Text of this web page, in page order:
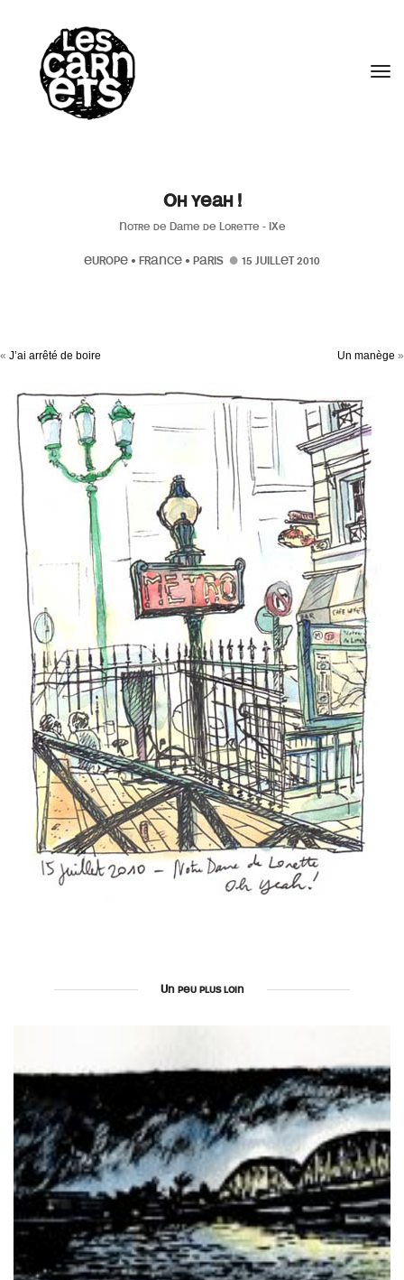
Oh yeah !
Notre de Dame de Lorette - IXe
EUROPE • FRANCE • PARIS 15 JUILLET 2010
« J’ai arrêté de boire Un manège »
Un peu plus loin